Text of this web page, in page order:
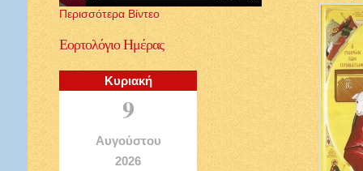
Περισσότερα Βίντεο
ΕορτολόγιοΗμέρας
Κυριακή
9
Αυγούστου
2026